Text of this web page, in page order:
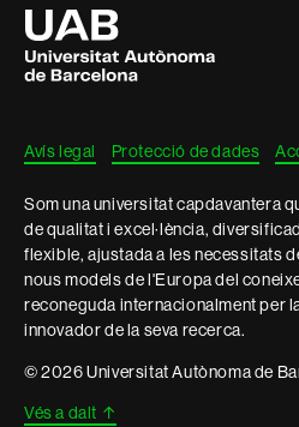
informació
legal
Universitat
Autònoma
de
Barcelona
Avís legal Protecció de dades
Som una universitat capdavantera
de qualitat i excel·lència,
flexible, ajustada a les necessitats
nous models de l'Europa del
reconeguda internacionalment per
innovador de la seva recerca.
© 2026 Universitat Autònoma de
Vés a dalt ↑